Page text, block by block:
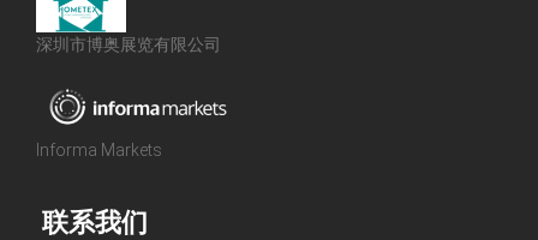
深圳市博奥展览有限公司
Informa Markets
联系我们